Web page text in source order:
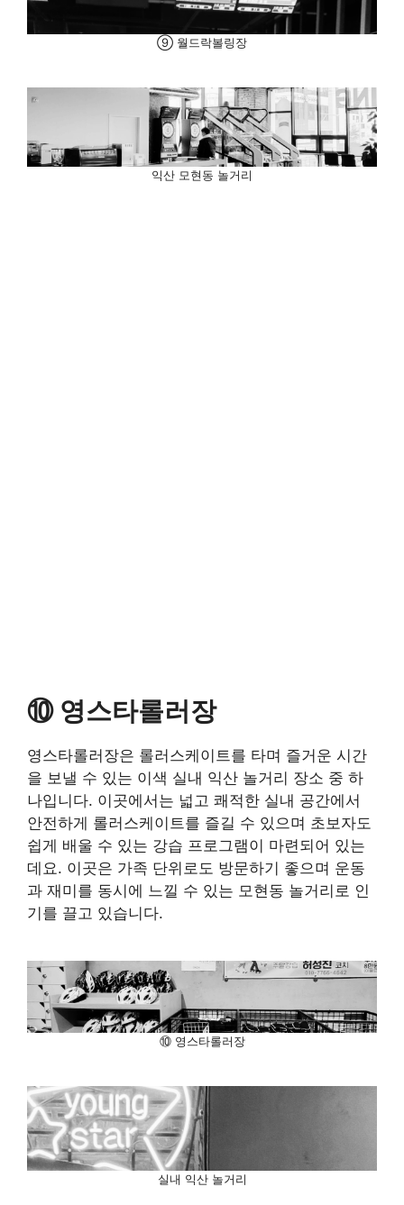
⑨ 월드락볼링장
익산 모현동 놀거리
⑩ 영스타롤러장
영스타롤러장은 롤러스케이트를 타며 즐거운 시간
을 보낼 수 있는 이색 실내 익산 놀거리 장소 중 하
나입니다. 이곳에서는 넓고 쾌적한 실내 공간에서
안전하게 롤러스케이트를 즐길 수 있으며 초보자도
쉽게 배울 수 있는 강습 프로그램이 마련되어 있는
데요. 이곳은 가족 단위로도 방문하기 좋으며 운동
과 재미를 동시에 느낄 수 있는 모현동 놀거리로 인
기를 끌고 있습니다.
⑩ 영스타롤러장
실내 익산 놀거리